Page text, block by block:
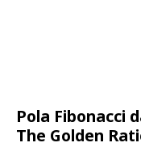
Pola Fibonacci
The Golden